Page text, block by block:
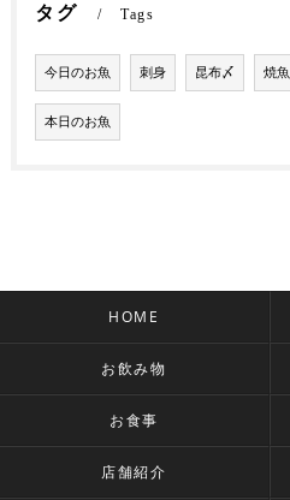
タグ Tags
今日のお魚 刺身 昆布〆 焼魚
本日のお魚
HOME
お飲み物
お食事
店舗紹介